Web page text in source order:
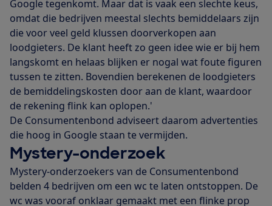
Google tegenkomt. Maar dat is vaak een slechte keus,
omdat die bedrijven meestal slechts bemiddelaars zijn
die voor veel geld klussen doorverkopen aan
loodgieters. De klant heeft zo geen idee wie er bij hem
langskomt en helaas blijken er nogal wat foute figuren
tussen te zitten. Bovendien berekenen de loodgieters
de bemiddelingskosten door aan de klant, waardoor
de rekening flink kan oplopen.'
De Consumentenbond adviseert daarom advertenties
die hoog in Google staan te vermijden.
Mystery-onderzoek
Mystery-onderzoekers van de Consumentenbond
belden 4 bedrijven om een wc te laten ontstoppen. De
wc was vooraf onklaar gemaakt met een flinke prop